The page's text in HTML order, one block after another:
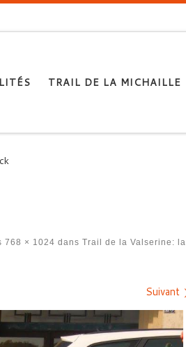
TRAIL DE LA MICHAILLE
768 × 1024 dans Trail de la Valserine: la
Suivant